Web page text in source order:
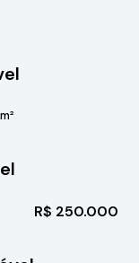
m²
R$ 250.000